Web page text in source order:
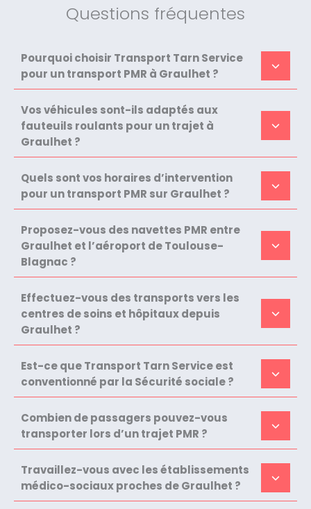
Questions fréquentes
Pourquoi choisir Transport Tarn Service
pour un transport PMR à Graulhet ?
Vos véhicules sont-ils adaptés aux
fauteuils roulants pour un trajet à
Graulhet ?
Quels sont vos horaires d’intervention
pour un transport PMR sur Graulhet ?
Proposez-vous des navettes PMR entre
Graulhet et l’aéroport de Toulouse-
Blagnac ?
Effectuez-vous des transports vers les
centres de soins et hôpitaux depuis
Graulhet ?
Est-ce que Transport Tarn Service est
conventionné par la Sécurité sociale ?
Combien de passagers pouvez-vous
transporter lors d’un trajet PMR ?
Travaillez-vous avec les établissements
médico-sociaux proches de Graulhet ?